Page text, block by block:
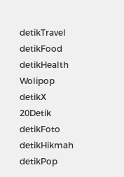
detikTravel
detikFood
detikHealth
Wolipop
detikX
20Detik
detikFoto
detikHikmah
detikPop